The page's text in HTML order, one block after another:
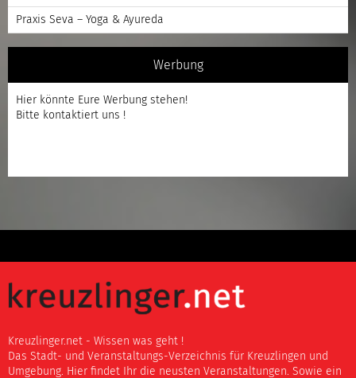
Praxis Seva – Yoga & Ayureda
Werbung
Hier könnte Eure Werbung stehen!
Bitte kontaktiert uns !
Kreuzlinger.net - Wissen was geht !
Das Stadt- und Veranstaltungs-Verzeichnis für Kreuzlingen und
Umgebung. Hier findet Ihr die neusten Veranstaltungen. Sowie ein